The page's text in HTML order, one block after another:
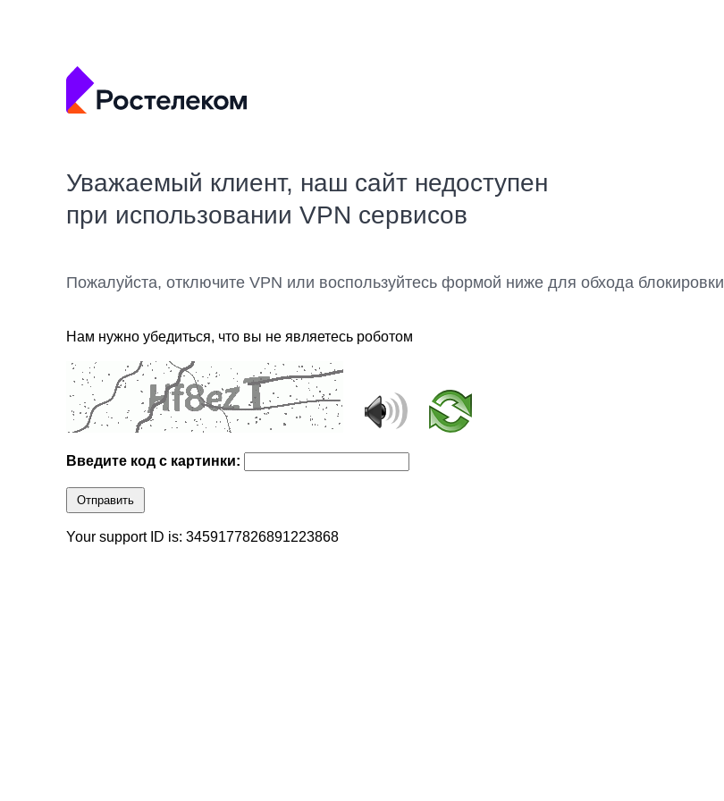
Уважаемый клиент, наш сайт недоступен
при использовании VPN сервисов
Пожалуйста, отключите VPN или воспользуйтесь формой ниже для обхода блокировки
Нам нужно убедиться, что вы не являетесь роботом
Введите код с картинки:
Отправить
Your support ID is: 3459177826891223868